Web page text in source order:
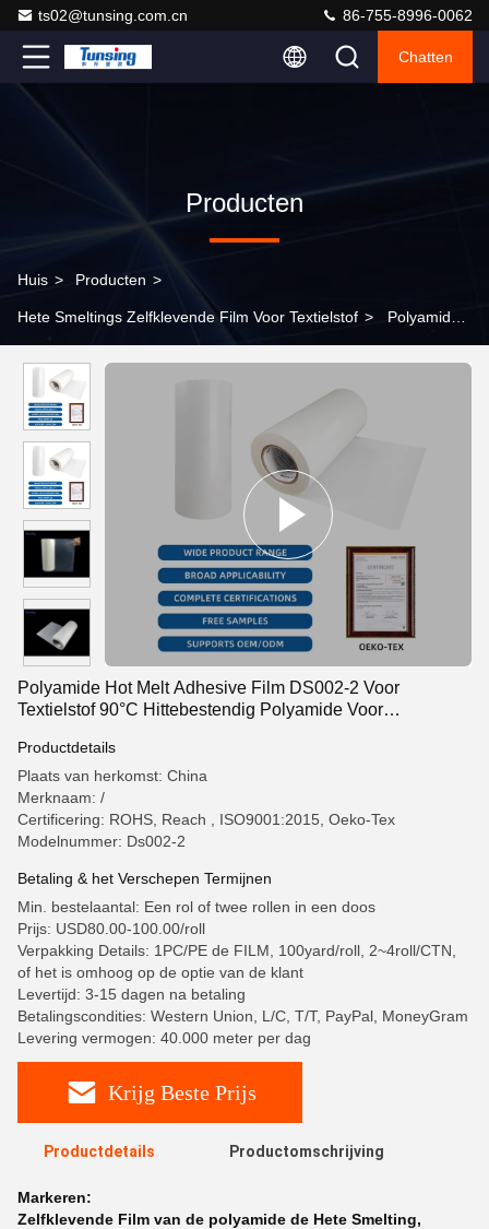
ts02@tunsing.com.cn 86-755-8996-0062
Chatten
Producten
Huis > Producten >
Hete Smeltings Zelfklevende Film Voor Textielstof > Polyamide
Hittebestendig Polyamide Voor Borduurwerk
Polyamide Hot Melt Adhesive Film DS002-2 Voor
Textielstof 90°C Hittebestendig Polyamide Voor
Productdetails
Plaats van herkomst: China
Merknaam: /
Certificering: ROHS, Reach , ISO9001:2015, Oeko-Tex
Modelnummer: Ds002-2
Betaling & het Verschepen Termijnen
Min. bestelaantal: Een rol of twee rollen in een doos
Prijs: USD80.00-100.00/roll
Verpakking Details: 1PC/PE de FILM, 100yard/roll, 2~4roll/CTN,
of het is omhoog op de optie van de klant
Levertijd: 3-15 dagen na betaling
Betalingscondities: Western Union, L/C, T/T, PayPal, MoneyGram
Levering vermogen: 40.000 meter per dag
Krijg Beste Prijs
Productdetails Productomschrijving
Markeren:
Zelfklevende Film van de polyamide de Hete Smelting,